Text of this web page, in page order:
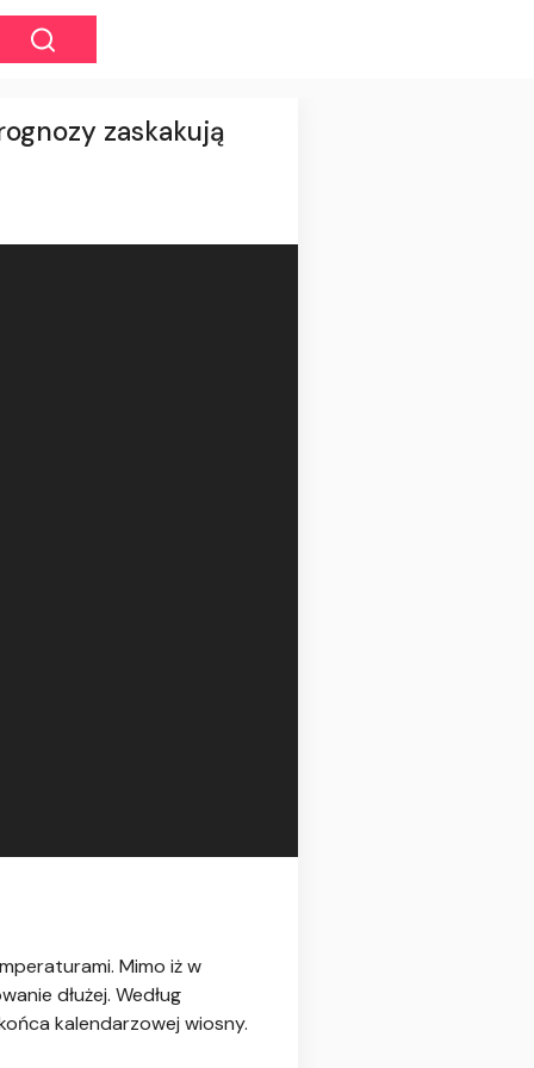
zaskakują
Mimo iż w
dłużej. Według
kalendarzowej wiosny.